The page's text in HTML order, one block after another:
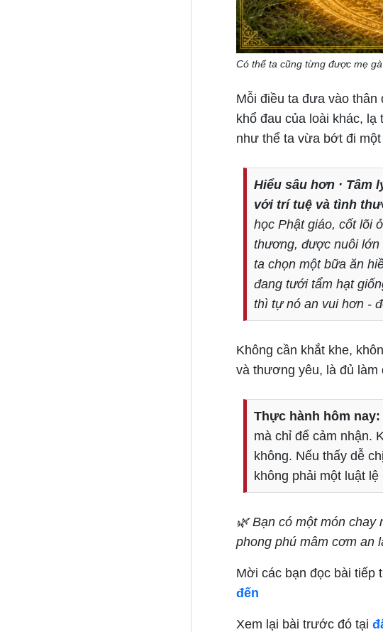
Có thể ta cũng từng được mẹ
Mỗi điều ta đưa vào
khổ đau của loài khác, lạ
như thể ta vừa bớt đi
Hiểu sâu hơn · Tâm
với trí tuệ và tình
học Phật giáo, cốt lõi
thương, được nuôi lớn
ta chọn một bữa ăn
đang tưới tẩm hạt
thì tự nó an vui hơn -
Không cần khắt khe,
và thương yêu, là đủ làm
Thực hành hôm nay:
mà chỉ để cảm nhận.
không. Nếu thấy dễ
không phải một luật lệ
🌿 Bạn có một món chay
phong phú mâm cơm an
Mời các bạn đọc bài tiếp
đến
Xem lại bài trước đó tại